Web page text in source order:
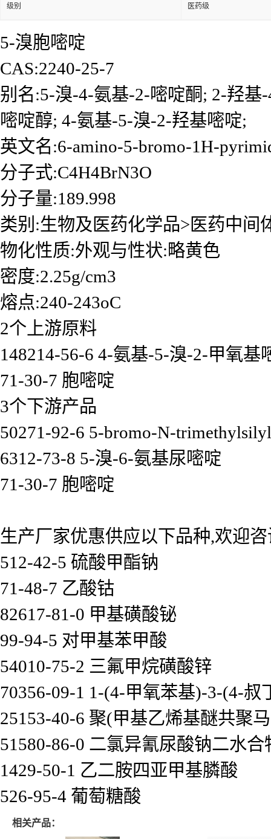
级别 医药级
5-溴胞嘧啶
CAS:2240-25-7
别名:5-溴-4-氨基-2-嘧啶酮; 2-羟
嘧啶醇; 4-氨基-5-溴-2-羟基嘧啶;
英文名:6-amino-5-bromo-1H-
分子式:C4H4BrN3O
分子量:189.998
类别:生物及医药化学品>医药中间
物化性质:外观与性状:略黄色
密度:2.25g/cm3
熔点:240-243oC
2个上游原料
148214-56-6 4-氨基-5-溴-2-甲氧基
71-30-7 胞嘧啶
3个下游产品
50271-92-6 5-bromo-N-
6312-73-8 5-溴-6-氨基尿嘧啶
71-30-7 胞嘧啶
生产厂家优惠供应以下品种,欢迎
512-42-5 硫酸甲酯钠
71-48-7 乙酸钴
82617-81-0 甲基磺酸铋
99-94-5 对甲基苯甲酸
54010-75-2 三氟甲烷磺酸锌
70356-09-1 1-(4-甲氧苯基)-3-(4-叔
25153-40-6 聚(甲基乙烯基醚共聚
51580-86-0 二氯异氰尿酸钠二水合
1429-50-1 乙二胺四亚甲基膦酸
526-95-4 葡萄糖酸
相关产品：